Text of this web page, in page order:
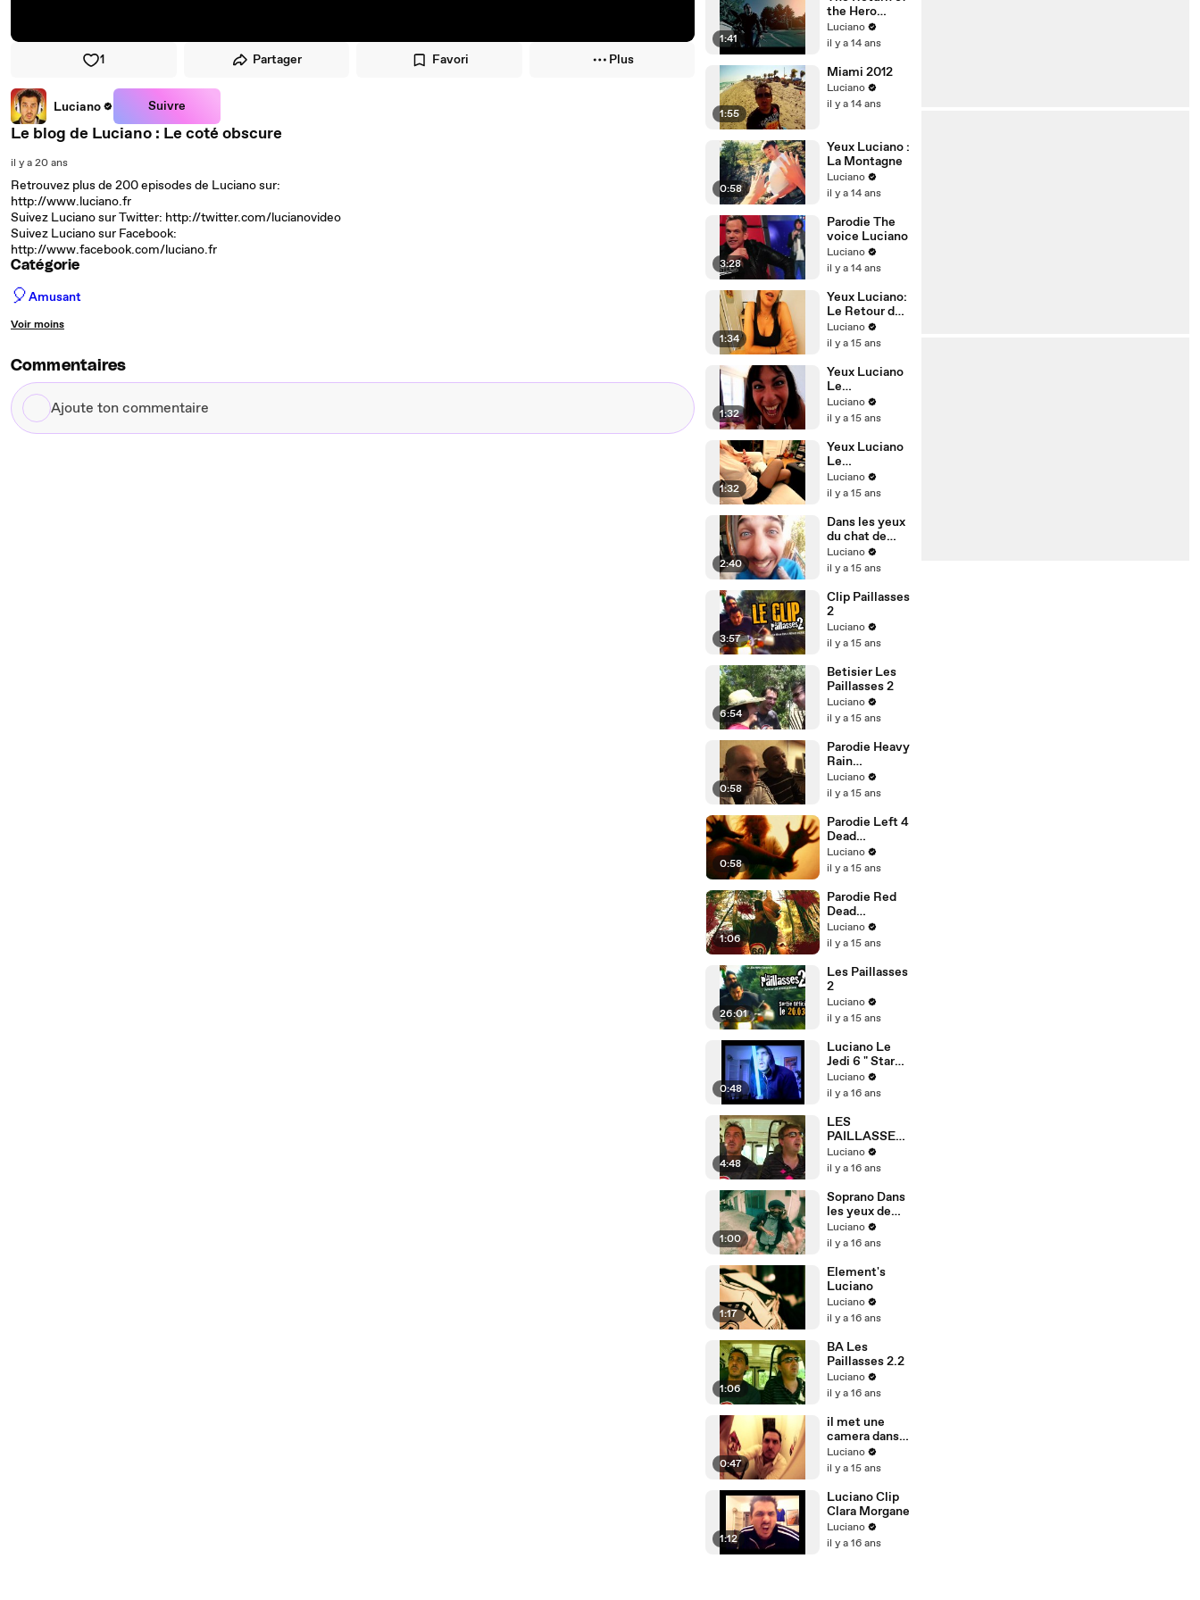
1 Partager Favori Plus
Luciano Suivre
Le blog de Luciano : Le coté obscure
il y a 20 ans
Retrouvez plus de 200 episodes de Luciano sur:
http://www.luciano.fr
Suivez Luciano sur Twitter: http://twitter.com/lucianovideo
Suivez Luciano sur Facebook:
http://www.facebook.com/luciano.fr
Catégorie
🎈Amusant
Voir moins
Commentaires
Ajoute
ton
1:41
the Hero
(trailer)
Luciano
il y a 14 ans
1:55
Miami 2012
Luciano
il y a 14 ans
0:58
Yeux Luciano :
La Montagne
Luciano
il y a 14 ans
3:28
Parodie The
voice Luciano
Luciano
il y a 14 ans
1:34
Yeux Luciano:
Le Retour de
l'Ex
Luciano
il y a 15 ans
1:32
Yeux Luciano
Le
Cauchemar
Luciano
il y a 15 ans
1:32
Yeux Luciano
Le
Monstroplant
e
Luciano
il y a 15 ans
2:40
Dans les yeux
du chat de
Luciano
Luciano
il y a 15 ans
3:57
Clip Paillasses
2
Luciano
il y a 15 ans
6:54
Betisier Les
Paillasses 2
Luciano
il y a 15 ans
0:58
Parodie Heavy
Rain
Paillasses 2
Luciano
il y a 15 ans
0:58
Parodie Left 4
Dead
Paillasses 2
Luciano
il y a 15 ans
1:06
Parodie Red
Dead
Redemption
Paillasses 2
Luciano
il y a 15 ans
26:01
Les Paillasses
2
Luciano
il y a 15 ans
0:48
Luciano Le
Jedi 6 " Star
Wars "
Luciano
il y a 16 ans
4:48
LES
PAILLASSES
2 "Les 5
premieres
Luciano
il y a 16 ans
1:00
Soprano Dans
les yeux de
Luciano
Luciano
il y a 16 ans
1:17
Element's
Luciano
Luciano
il y a 16 ans
1:06
BA Les
Paillasses 2.2
Luciano
il y a 16 ans
0:47
il met une
camera dans
les toilettes
pour faire le
Luciano
il y a 15 ans
1:12
Luciano Clip
Clara Morgane
Luciano
il y a 16 ans